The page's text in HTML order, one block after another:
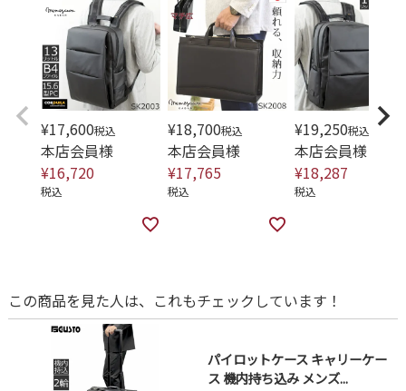
¥17,600税込
本店会員様
¥16,720
税込
¥18,700税込
本店会員様
¥17,765
税込
¥19,250税込
本店会員様
¥18,287
税込
この商品を見た人は、これもチェックしています！
パイロットケース キャリーケー
ス 機内持ち込み メンズ...